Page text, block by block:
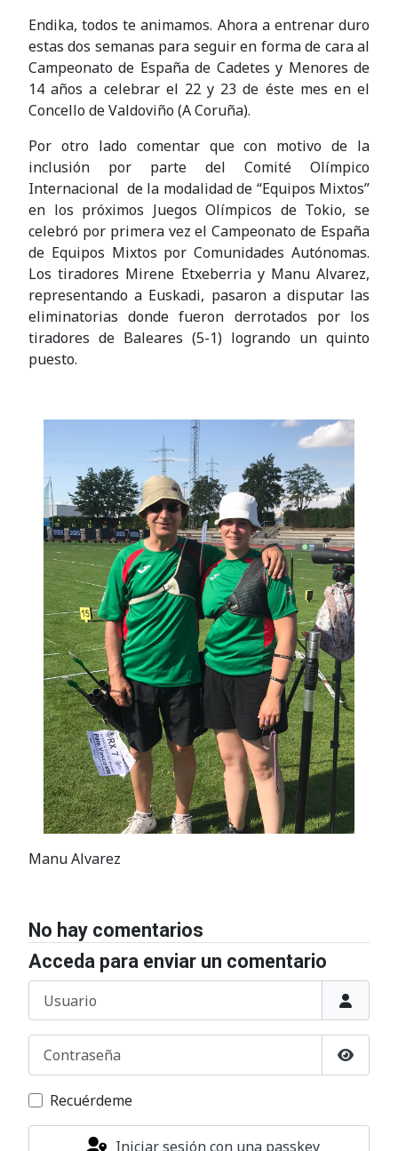
Endika, todos te animamos. Ahora a entrenar duro
estas dos semanas para seguir en forma de cara al
Campeonato de España de Cadetes y Menores de
14 años a celebrar el 22 y 23 de éste mes en el
Concello de Valdoviño (A Coruña).
Por otro lado comentar que con motivo de la
inclusión por parte del Comité Olímpico
Internacional de la modalidad de “Equipos Mixtos”
en los próximos Juegos Olímpicos de Tokio, se
celebró por primera vez el Campeonato de España
de Equipos Mixtos por Comunidades Autónomas.
Los tiradores Mirene Etxeberria y Manu Alvarez,
representando a Euskadi, pasaron a disputar las
eliminatorias donde fueron derrotados por los
tiradores de Baleares (5-1) logrando un quinto
puesto.
Manu Alvarez
No hay comentarios
Acceda para enviar un comentario
Contraseña
Recuérdeme
Iniciar sesión con una passkey